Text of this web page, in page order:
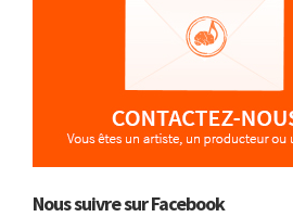
Nous suivre sur Facebook